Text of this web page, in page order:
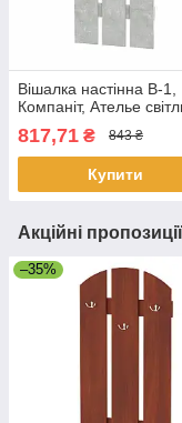
Вішалка настінна В-1,
Компаніт, Ателье
817,71 ₴ 843 ₴
Купити
Акційні
–35%